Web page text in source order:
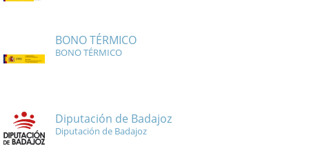
BONO TÉRMICO
BONO TÉRMICO
Diputación de Badajoz
Diputación de Badajoz